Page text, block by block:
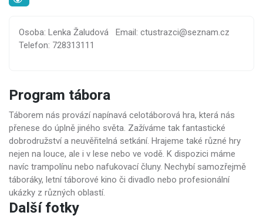
Osoba: Lenka Žaludová
Email: ctustrazci@seznam.cz
Telefon: 728313111
Program tábora
Táborem nás provází napínavá celotáborová hra, která nás
přenese do úplně jiného světa. Zažíváme tak fantastické
dobrodružství a neuvěřitelná setkání. Hrajeme také různé hry
nejen na louce, ale i v lese nebo ve vodě. K dispozici máme
navíc trampolínu nebo nafukovací čluny. Nechybí samozřejmě
táboráky, letní táborové kino či divadlo nebo profesionální
ukázky z různých oblastí.
Další fotky